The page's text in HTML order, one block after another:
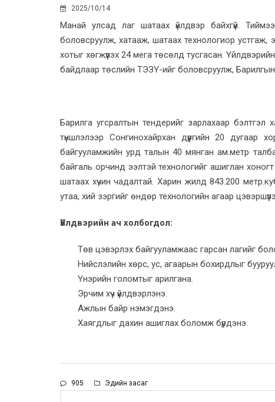
2025/10/14
Манай улсад лаг шатаах үйлдвэр байхгүй.
боловсруулж, хатааж, шатаах технологиор устгаж,
хотыг хөгжүүлэх 24 мега төсөлд тусгасан.
байдлаар төслийн ТЭЗҮ-ийг боловсруулж,
Барилга угсралтын тендерийг зарлахаар
түншлэлээр Сонгинохайрхан дүүргийн 20
байгууламжийн урд талын 40 мянган ам.метр
байгаль орчинд ээлтэй технологийг ашиглан
шатаах хүчин чадалтай. Харин жилд 843.200
утаа, хий зэргийг өндөр технологийн агаар
Үйлдвэрийн ач холбогдол:
Төв цэвэрлэх байгууламжаас гарсан лагийг
Нийслэлийн хөрс, ус, агаарын бохирдлыг
Үнэрийн голомтыг арилгана.
Эрчим хүч үйлдвэрлэнэ.
Ажлын байр нэмэгдэнэ.
Хаягдлыг дахин ашиглах боломж бүрдэнэ.
905 Эдийн засаг